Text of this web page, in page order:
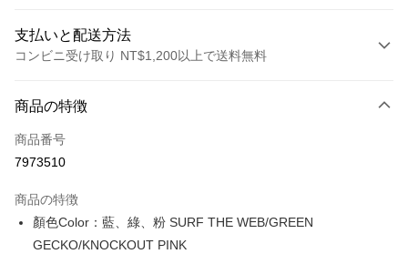
支払いと配送方法
コンビニ受け取り NT$1,200以上で送料無料
クレジットカード1回払い
クレジットカード分割払い
合作金庫商業銀行
華南商業銀行
彰化商業銀行
上海商業儲蓄銀行
LINE Pay
商品の特徴
商品番号
7973510
商品の特徴
顏色Color：藍、綠、粉 SURF THE WEB/GREEN
GECKO/KNOCKOUT PINK